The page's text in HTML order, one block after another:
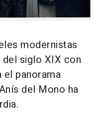
modernistas
del siglo XIX con
el panorama
del Mono ha